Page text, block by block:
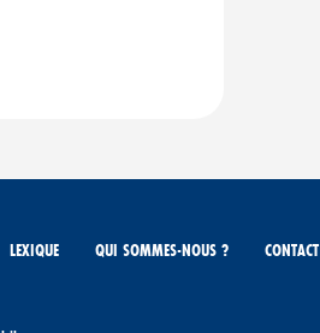
LEXIQUE QUI SOMMES-NOUS ?
CONTACT